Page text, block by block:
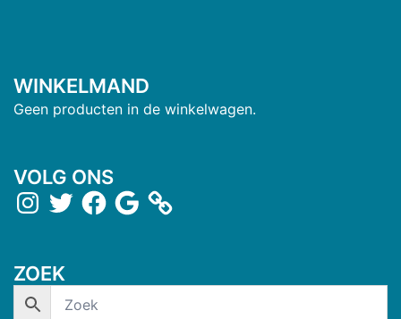
WINKELMAND
Geen producten in de winkelwagen.
VOLG ONS
ZOEK